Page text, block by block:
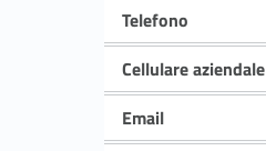
Telefono
Cellulare aziendale
Email